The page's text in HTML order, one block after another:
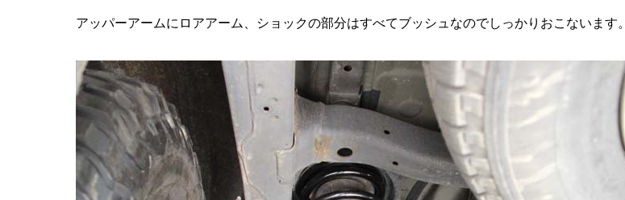
アッパーアームにロアアーム、ショックの部分はすべてブッシュなのでしっかりおこないます。